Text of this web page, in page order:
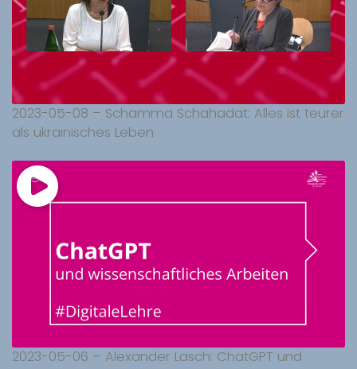
2023-05-08 – Schamma Schahadat: Alles ist teurer
als ukrainisches Leben
2023-05-06 – Alexander Lasch: ChatGPT und